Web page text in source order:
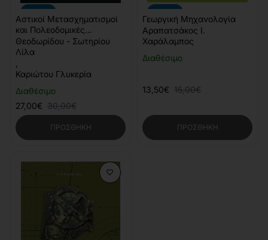
Διαθέσιμο
Αστικοί Μετασχηματισμοί
και Πολεοδομικές
Εφαρμογές (2η Έκδοση)
Θεοδωρίδου - Σωτηρίου
Λίλα
Καριώτου Γλυκερία
27,00€ 30,00€
ΠΡΟΣΘΉΚΗ
Διαθέσιμο
Γεωργική Μηχανολογία
Αραπατσάκος Ι.
Χαράλαμπος
13,50€ 15,00€
ΠΡΟΣΘΉΚΗ